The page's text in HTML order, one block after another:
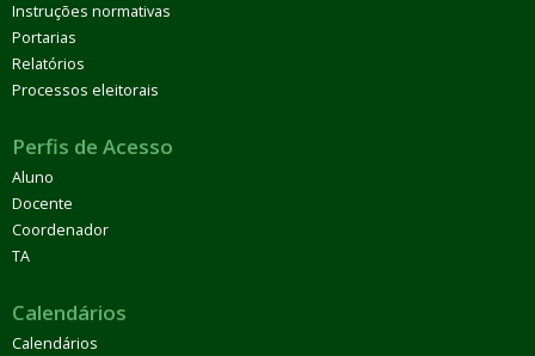
Instruções normativas
Portarias
Relatórios
Processos eleitorais
Perfis de Acesso
Aluno
Docente
Coordenador
TA
Calendários
Calendários